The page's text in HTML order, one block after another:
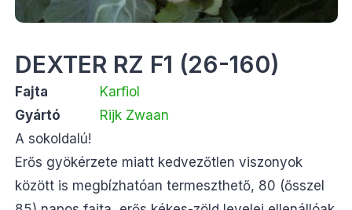
DEXTER RZ F1 (26-160)
Fajta
Karfiol
Gyártó
Rijk Zwaan
A sokoldalú!
Erős gyökérzete miatt kedvezőtlen viszonyok
között is megbízhatóan termeszthető, 80 (ősszel